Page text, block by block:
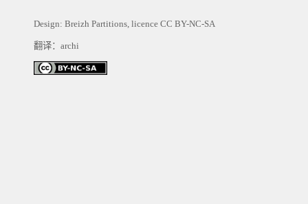
Design: Breizh Partitions, licence CC BY-NC-SA
翻译：archi